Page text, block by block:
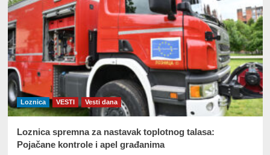
Loznica VESTI Vesti dana
Loznica spremna za nastavak toplotnog talasa:
Pojačane kontrole i apel građanima